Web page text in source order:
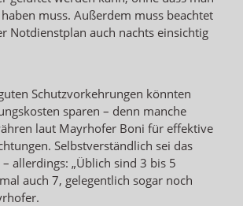
muss. Außerdem muss beachtet
Notdienstplan auch nachts einsichtig
Schutzvorkehrungen könnten
sparen – denn manche
laut Mayrhofer Boni für effektive
Selbstverständlich sei das
allerdings: „Üblich sind 3 bis 5
auch 7, gelegentlich sogar noch